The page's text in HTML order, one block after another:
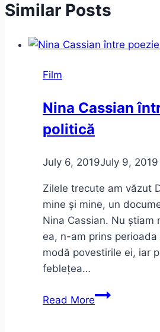
Similar Posts
Film
Nina Cassian
politică
July 6, 2019July 9, 2019
Zilele trecute am văzut
mine și mine, un
Nina Cassian. Nu știam
ea, n-am prins perioada
modă povestirile ei, iar
feblețea…
Read MoreNina